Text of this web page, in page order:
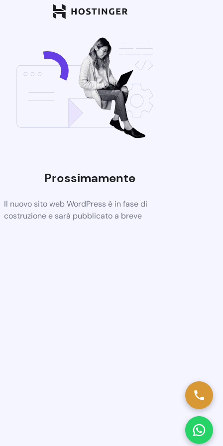
Prossimamente
Il nuovo sito web WordPress è in fase di
costruzione e sarà pubblicato a breve